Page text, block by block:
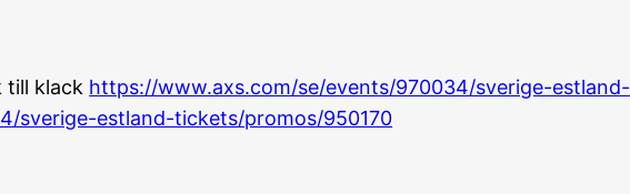
till klack https://www.axs.com/se/events/970034/sverige-estland-
sverige-estland-tickets/promos/950170